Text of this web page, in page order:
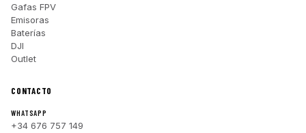
Gafas FPV
Emisoras
Baterías
DJI
Outlet
CONTACTO
WHATSAPP
+34 676 757 149